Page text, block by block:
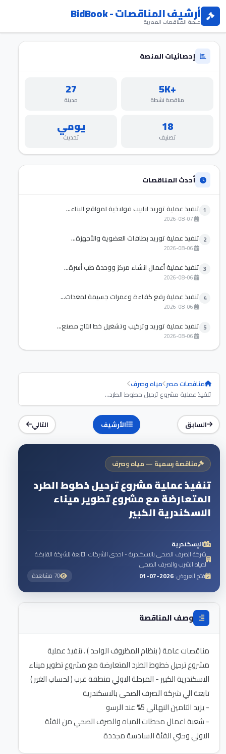
أرشيف المناقصات - BidBook
منصة المناقصات المصرية
إحصائيات المنصة
+5K
مناقصة نشطة
27
مدينة
18
تصنيف
يومي
تحديث
أحدث المناقصات
1 تنفيذ عملية توريد انابيب فولاذية لمواقع البناء...
2 تنفيذ عملية توريد بطاقات العضوية والأجهزة...
3 تنفيذ عملية أعمال انشاء مركز ووحدة طب أسرة...
4 تنفيذ عملية رفع كفاءة وعمرات جسيمة لمعدات...
5 تنفيذ عملية توريد وتركيب وتشغيل خط انتاج مصنع...
مناقصات مصر مياه وصرف
تنفيذ عملية مشروع ترحيل خطوط الطرد...
السابق الأرشيف التالي
مناقصة رسمية — مياه وصرف
تنفيذ عملية مشروع ترحيل خطوط الطرد
المتعارضة مع مشروع تطوير ميناء
الاسكندرية الكبير
الإسكندرية
شركة الصرف الصحى بالاسكندرية - احدى الشركات التابعة للشركة القابضة
لمياه الشرب والصرف الصحى
فتح العروض:2026-07-01 70 مشاهدة
وصف المناقصة
مناقصات عامة ( بنظام المظروف الواحد ) . تنفيذ عملية
مشروع ترحيل خطوط الطرد المتعارضة مع مشروع تطوير ميناء
الاسكندرية الكبير - المرحلة الاولي منطقة غرب ( لحساب الغير )
- شعبة اعمال محطات المياه والصرف الصحي من الفئة
الاولي وحتي الفئة السادسة مجددة